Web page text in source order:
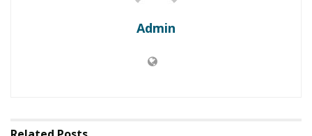
Admin